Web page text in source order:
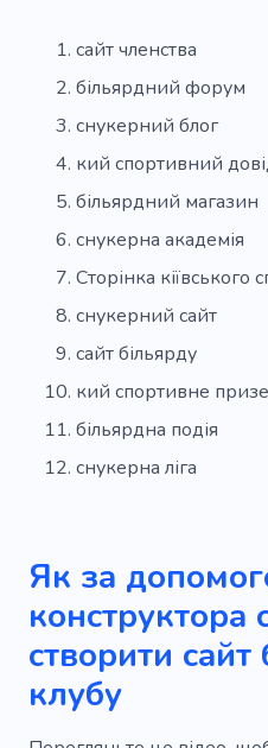
Романтика
Футбол
Ліга
Спортивний годинник
Гравець
Фахівець
сайт членства
більярдний форум
снукерний блог
кий спортивний
більярдний магазин
снукерна академія
Сторінка кіївського
снукерний сайт
сайт більярду
кий спортивне
більярдна подія
снукерна ліга
Як за
конструктора
створити сайт
клубу